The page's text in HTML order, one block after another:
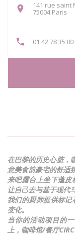
141 rue saint
75004 Paris
01 42 78 35 00
在巴黎的历史心脏，
意美食前豪宅的舒适
来吧露台上坐下蓬皮
让自己去与基于现代
我们的厨师提供标
变化。
当你的活动项目的
上，咖啡馆/餐厅